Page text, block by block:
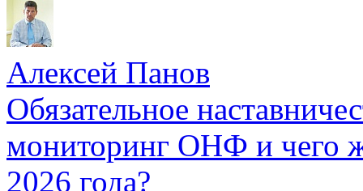
Алексей Панов
Обязательное
мониторинг ОНФ и чего
2026 года?